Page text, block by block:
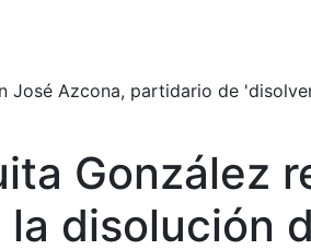
Azcona, partidario de
González
disolución